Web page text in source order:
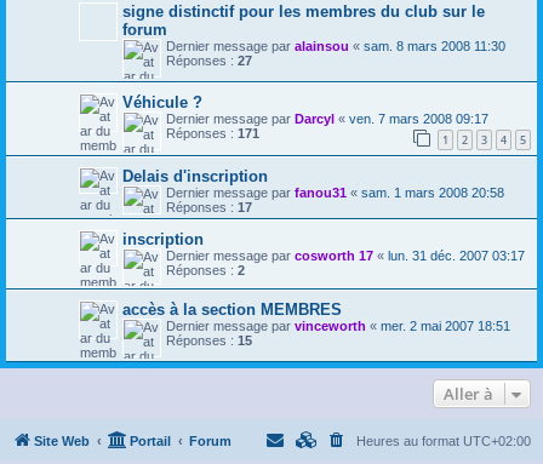
signe distinctif pour les membres du club sur le
forum
Dernier message par alainsou « sam. 8 mars 2008 11:30
Réponses : 27
Véhicule ?
Dernier message par Darcyl « ven. 7 mars 2008 09:17
Réponses : 171 1 2 3 4 5
Delais d'inscription
Dernier message par fanou31 « sam. 1 mars 2008 20:58
Réponses : 17
inscription
Dernier message par cosworth 17 « lun. 31 déc. 2007 03:17
Réponses : 2
accès à la section MEMBRES
Dernier message par vinceworth « mer. 2 mai 2007 18:51
Réponses : 15
Aller à
Site Web Portail Forum Heures au format UTC+02:00